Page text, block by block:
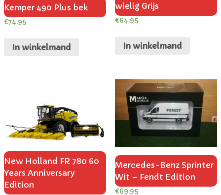
Kemper 490 Plus bek
€74.95
In winkelmand
wielig Grijs
€64.95
In winkelmand
New Holland FR 780 60
Years Anniversary
Edition
Mercedes-Benz Sprinter
Wit – Fendt Edition
€69.95